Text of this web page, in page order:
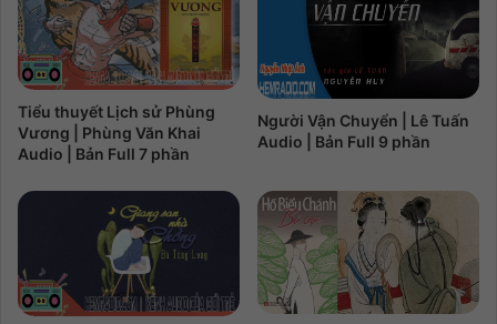
Tiểu thuyết Lịch sử Phùng
Vương | Phùng Văn Khai
Audio | Bản Full 7 phần
Người Vận Chuyển | Lê Tuấn
Audio | Bản Full 9 phần